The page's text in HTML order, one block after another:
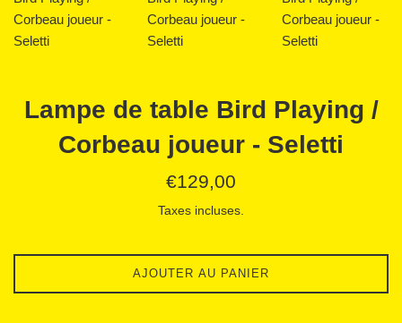
Lampe de table Bird Playing /
Corbeau joueur - Seletti
Prix
€129,00
Taxes incluses.
AJOUTER AU PANIER